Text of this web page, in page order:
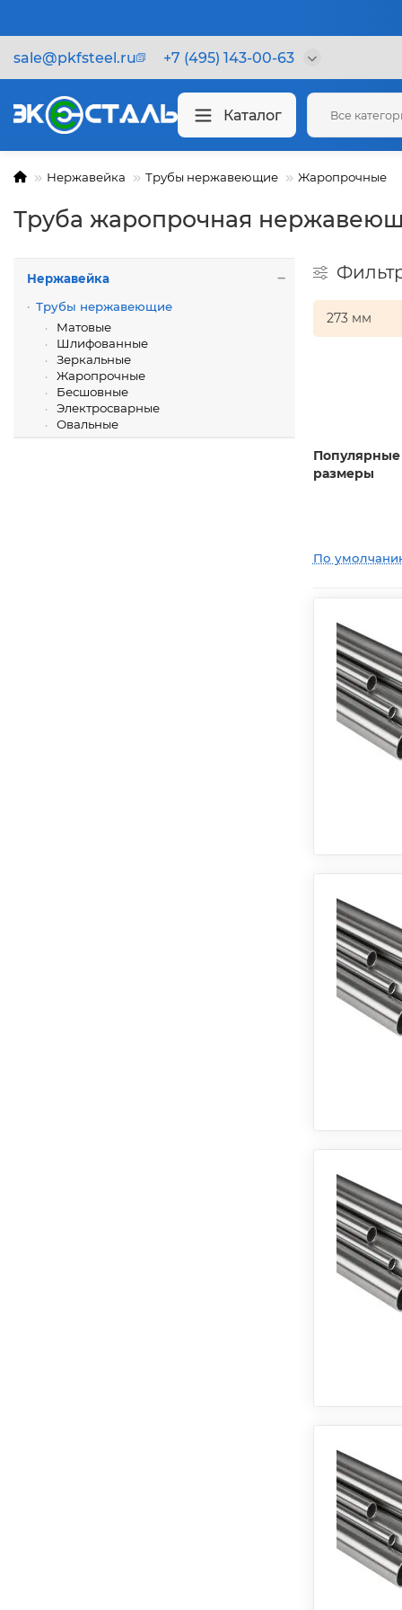
sale@pkfsteel.ru +7 (495) 143-00-63
Каталог Все
Нержавейка Трубы нержавеющие Жаропрочные
Труба жаропрочная
Нержавейка
Трубы нержавеющие
Матовые
Шлифованные
Зеркальные
Жаропрочные
Бесшовные
Электросварные
Овальные
273 мм
Популярные
размеры
По